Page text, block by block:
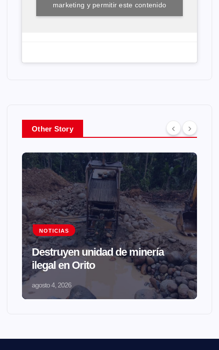
marketing y permitir este contenido
Other Story
NOTICIAS
Destruyen unidad de minería
ilegal en Orito
agosto 4, 2026